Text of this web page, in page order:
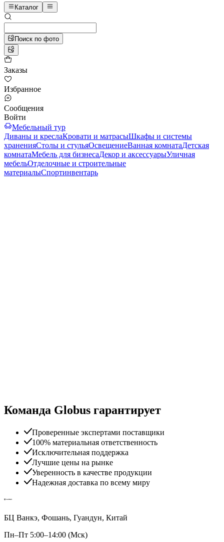
Каталог
Поиск по фото
Заказы
Избранное
Сообщения
Войти
Мебельный тур
Диваны и креслаКровати и матрасыШкафы и системы
храненияСтолы и стульяОсвещениеВанная комнатаДетская
комнатаМебель для бизнесаДекор и аксессуарыУличная
мебельОтделочные и строительные
материалыСпортинвентарь
Команда Globus гарантирует
Проверенные экспертами поставщики
100% материальная ответственность
Исключительная поддержка
Лучшие цены на рынке
Уверенность в качестве продукции
Надежная доставка по всему миру
БЦ Ванкэ, Фошань, Гуандун, Китай
Пн–Пт 5:00–14:00 (Мск)